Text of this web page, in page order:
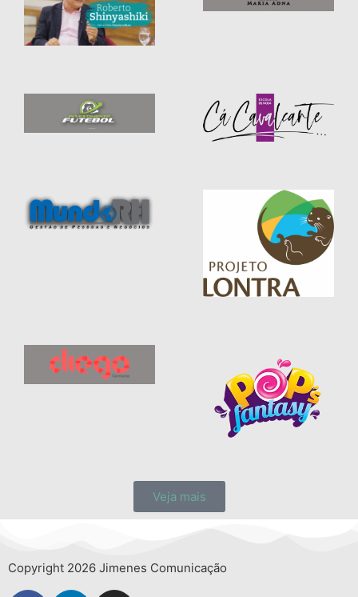
Veja mais
Copyright 2026 Jimenes Comunicação